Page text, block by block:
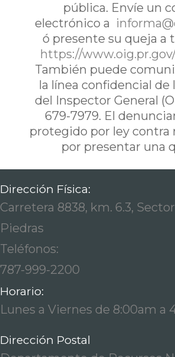
pública. Envíe un
electrónico a
ó presente su queja a
https://
También puede
la línea confidencial de
del Inspector General
679-7979. El
protegido por ley contra
por presentar una
Dirección Física:
Carretera 8838, km. 6.3,
Piedras
Teléfonos:
787-999-2200
Horario:
Lunes a Viernes de 8:00am a
Dirección Postal